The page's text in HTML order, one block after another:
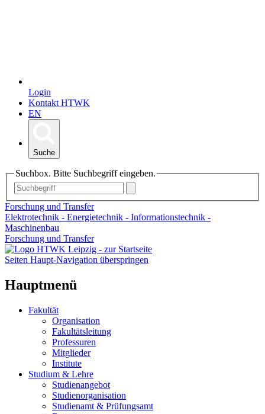
Login
Kontakt HTWK
EN
Suche
Suchbox. Bitte Suchbegriff eingeben.
Forschung und Transfer
Elektrotechnik - Energietechnik - Informationstechnik -
Maschinenbau
Forschung und Transfer
Seiten Haupt-Navigation überspringen
Hauptmenü
Fakultät
Organisation
Fakultätsleitung
Professuren
Mitglieder
Institute
Studium & Lehre
Studienangebot
Studienorganisation
Studienamt & Prüfungsamt